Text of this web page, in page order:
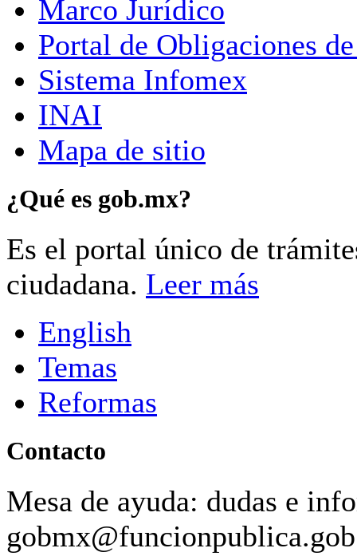
Marco Jurídico
Portal de Obligaciones
Sistema Infomex
INAI
Mapa de sitio
¿Qué es gob.mx?
Es el portal único de
ciudadana. Leer más
English
Temas
Reformas
Contacto
Mesa de ayuda: dudas e